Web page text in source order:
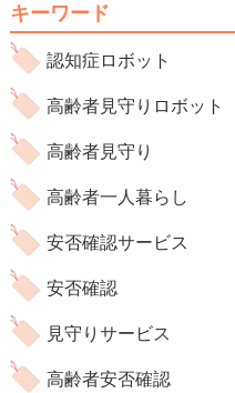
キーワード
認知症ロボット
高齢者見守りロボット
高齢者見守り
高齢者一人暮らし
安否確認サービス
安否確認
見守りサービス
高齢者安否確認